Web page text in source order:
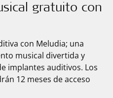
gratuito con
con Meludia; una
musical divertida y
implantes auditivos. Los
12 meses de acceso